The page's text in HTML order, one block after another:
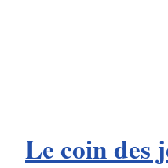
Le coin des